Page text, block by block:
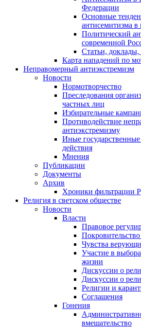
Федерации
Основные
антисемитизма в
Политический
современной
Статьи,
Карта нападений по
Неправомерный антиэкстремизм
Новости
Нормотворчество
Преследования
частных лиц
Избирательные
Противодействие
антиэкстремизму
Иные
действия
Мнения
Публикации
Документы
Архив
Хроники фильтрации
Религия в светском обществе
Новости
Власти
Правовое
Покровительство
Чувства
Участие в
жизни
Дискуссии о
Дискуссии о
Религии и
Соглашения
Гонения
вмешательство